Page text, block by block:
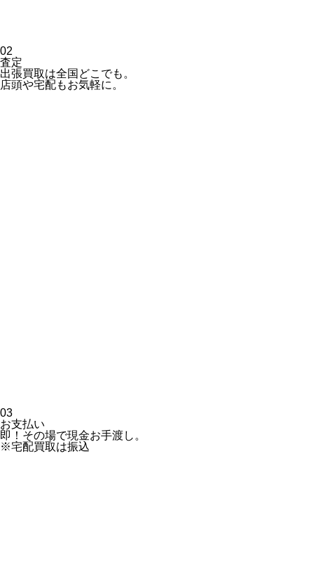
02
査定
出張買取は全国どこでも。
店頭や宅配もお気軽に。
03
お支払い
即！その場で現金お手渡し。
※宅配買取は振込